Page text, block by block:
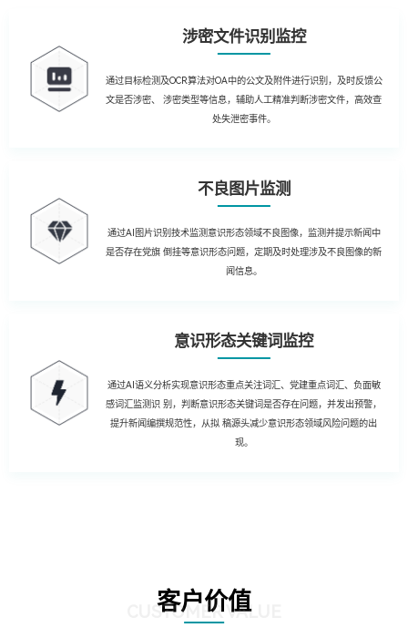
涉密文件识别监控
通过目标检测及OCR算法对OA中的公文及附件进行识别，及时反馈公
文是否涉密、 涉密类型等信息，辅助人工精准判断涉密文件，高效查
处失泄密事件。
不良图片监测
通过AI图片识别技术监测意识形态领域不良图像，监测并提示新闻中
是否存在党旗 倒挂等意识形态问题，定期及时处理涉及不良图像的新
闻信息。
意识形态关键词监控
通过AI语义分析实现意识形态重点关注词汇、党建重点词汇、负面敏
感词汇监测识 别，判断意识形态关键词是否存在问题，并发出预警，
提升新闻编撰规范性，从拟 稿源头减少意识形态领域风险问题的出
现。
客户价值
CUSTOMER VALUE